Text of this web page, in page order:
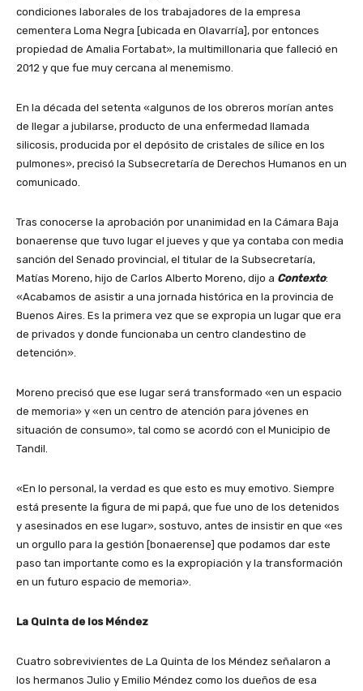
condiciones laborales de los trabajadores de la empresa
cementera Loma Negra [ubicada en Olavarría], por entonces
propiedad de Amalia Fortabat», la multimillonaria que falleció en
2012 y que fue muy cercana al menemismo.
En la década del setenta «algunos de los obreros morían antes
de llegar a jubilarse, producto de una enfermedad llamada
silicosis, producida por el depósito de cristales de sílice en los
pulmones», precisó la Subsecretaría de Derechos Humanos en un
comunicado.
Tras conocerse la aprobación por unanimidad en la Cámara Baja
bonaerense que tuvo lugar el jueves y que ya contaba con media
sanción del Senado provincial, el titular de la Subsecretaría,
Matías Moreno, hijo de Carlos Alberto Moreno, dijo a Contexto:
«Acabamos de asistir a una jornada histórica en la provincia de
Buenos Aires. Es la primera vez que se expropia un lugar que era
de privados y donde funcionaba un centro clandestino de
detención».
Moreno precisó que ese lugar será transformado «en un espacio
de memoria» y «en un centro de atención para jóvenes en
situación de consumo», tal como se acordó con el Municipio de
Tandil.
«En lo personal, la verdad es que esto es muy emotivo. Siempre
está presente la figura de mi papá, que fue uno de los detenidos
y asesinados en ese lugar», sostuvo, antes de insistir en que «es
un orgullo para la gestión [bonaerense] que podamos dar este
paso tan importante como es la expropiación y la transformación
en un futuro espacio de memoria».
La Quinta de los Méndez
Cuatro sobrevivientes de La Quinta de los Méndez señalaron a
los hermanos Julio y Emilio Méndez como los dueños de esa